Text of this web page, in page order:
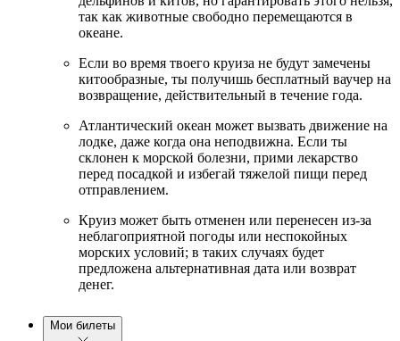
так как животные свободно перемещаются в
океане.
Если во время твоего круиза не будут замечены
китообразные, ты получишь бесплатный ваучер на
возвращение, действительный в течение года.
Атлантический океан может вызвать движение на
лодке, даже когда она неподвижна. Если ты
склонен к морской болезни, прими лекарство
перед посадкой и избегай тяжелой пищи перед
отправлением.
Круиз может быть отменен или перенесен из-за
неблагоприятной погоды или неспокойных
морских условий; в таких случаях будет
предложена альтернативная дата или возврат
денег.
Мои билеты